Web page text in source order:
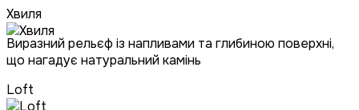
Хвиля
Виразний рельєф із напливами та глибиною поверхні,
що нагадує натуральний камінь
Loft